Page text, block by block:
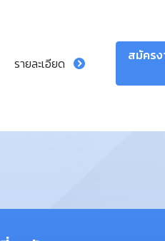
รายละเอียด
สมัคร